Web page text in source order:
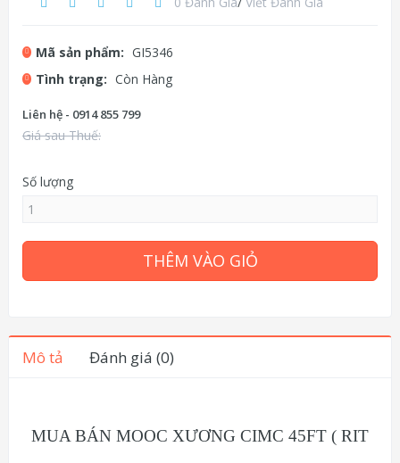
Mã sản phẩm: GI5346
Tình trạng: Còn Hàng
Liên hệ - 0914 855 799
Giá sau Thuế:
Số lượng
THÊM VÀO GIỎ
Mô tả Đánh giá (0)
MUA BÁN MOOC XƯƠNG CIMC 45FT ( RIT